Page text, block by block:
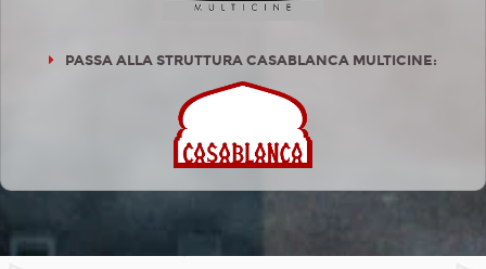
PASSA ALLA STRUTTURA CASABLANCA MULTICINE: